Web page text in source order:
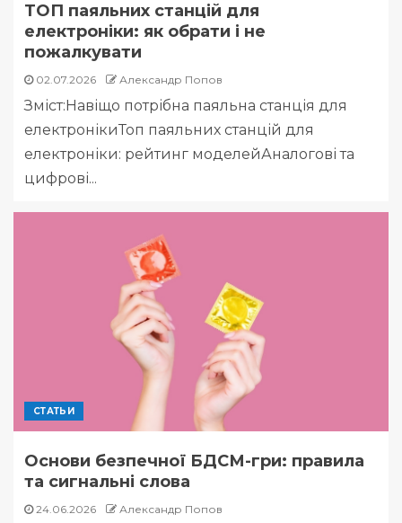
ТОП паяльних станцій для
електроніки: як обрати і не
пожалкувати
02.07.2026 Александр Попов
Зміст:Навіщо потрібна паяльна станція для
електронікиТоп паяльних станцій для
електроніки: рейтинг моделейАналогові та
цифрові...
СТАТЬИ
Основи безпечної БДСМ-гри: правила
та сигнальні слова
24.06.2026 Александр Попов